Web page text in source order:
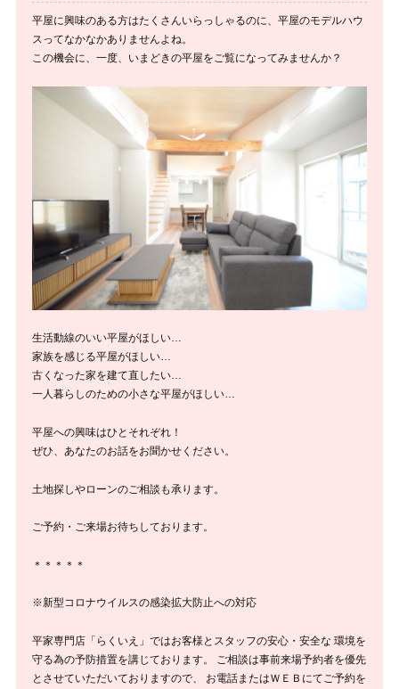
平屋に興味のある方はたくさんいらっしゃるのに、平屋のモデルハウ
スってなかなかありませんよね。
この機会に、一度、いまどきの平屋をご覧になってみませんか？
生活動線のいい平屋がほしい…
家族を感じる平屋がほしい…
古くなった家を建て直したい…
一人暮らしのための小さな平屋がほしい…
平屋への興味はひとそれぞれ！
ぜひ、あなたのお話をお聞かせください。
土地探しやローンのご相談も承ります。
ご予約・ご来場お待ちしております。
＊＊＊＊＊
※新型コロナウイルスの感染拡大防止への対応
平家専門店「らくいえ」ではお客様とスタッフの安心・安全な 環境を
守る為の予防措置を講じております。 ご相談は事前来場予約者を優先
とさせていただいておりますので、 お電話またはＷＥＢにてご予約を